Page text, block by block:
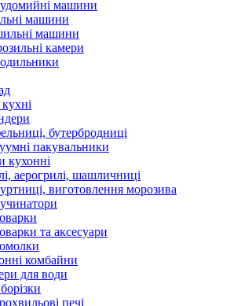
машини
машини
машини
камери
бутербродниці
пакувальники
кухонні
аерогрилі, шашличниці
виготовлення морозива
та аксесуари
комбайни
для води
печі